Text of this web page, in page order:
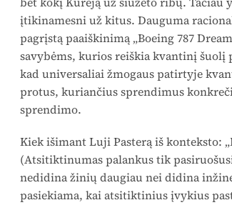
įtikinamesni už kitus. Dauguma
pagrįstą paaiškinimą „Boeing 787
savybėms, kurios reiškia kvantinį
kad universaliai žmogaus patirtyje
protus, kuriančius sprendimus
sprendimo.
Kiek išimant Luji Pasterą iš konteksto:
(Atsitiktinumas palankus tik
nedidina žinių daugiau nei didina
pasiekiama, kai atsitiktinius įvykius